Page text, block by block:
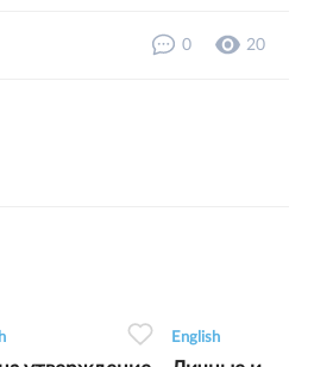
0 20
English